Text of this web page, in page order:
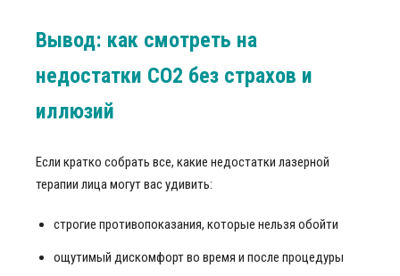
Вывод: как смотреть на
недостатки СО2 без страхов и
иллюзий
Если кратко собрать все, какие недостатки лазерной
терапии лица могут вас удивить:
строгие противопоказания, которые нельзя обойти
ощутимый дискомфорт во время и после процедуры